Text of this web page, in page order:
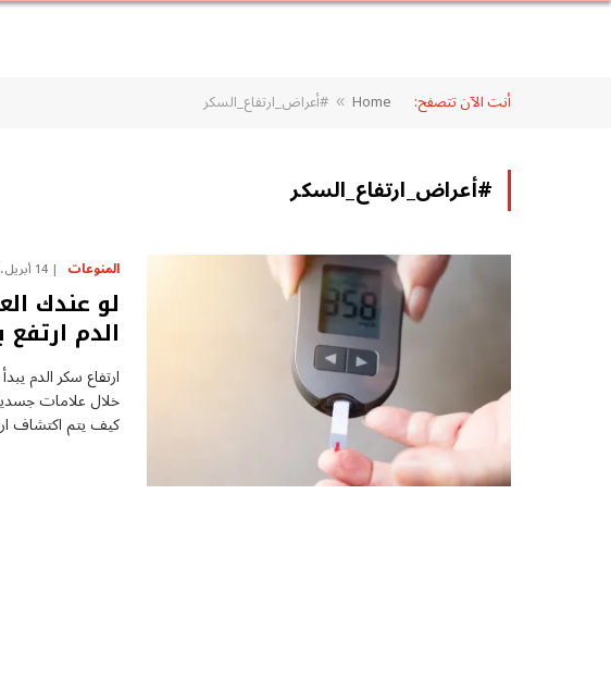
أنت الآن تتصفح: Home
» #أعراض_ارتفاع_السكر
#أعراض_ارتفاع_السكر
المنوعات 14 أبريل، 2026
لو عندك
الدم
ارتفاع سكر الدم
خلال علامات جسدية
كيف يتم اكتشاف